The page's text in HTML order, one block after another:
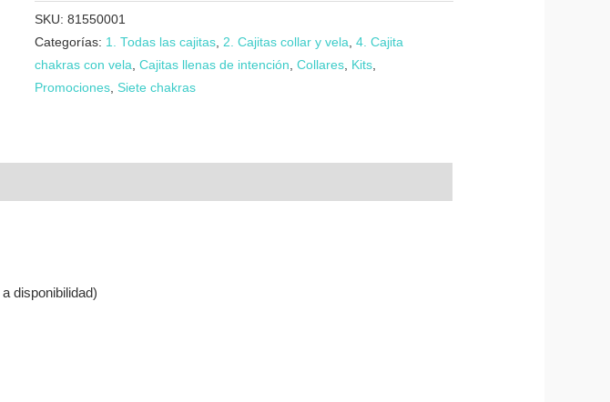
SKU: 81550001
Categorías: 1. Todas las cajitas 2. Cajitas collar y vela 4. Cajita
chakras con vela Cajitas llenas de intención Collares Kits
Promociones Siete chakras
disponibilidad)